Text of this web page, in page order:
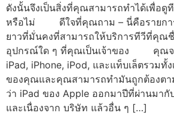
ดังนั้นจึงเป็นสิ่งที่คุณสามารถทำได้เพื่อ
หรือไม่ ดีใจที่คุณถาม – นี่คือรายการ
ยาวที่มั่นคงที่สามารถให้บริการทีวีที่คุณ
อุปกรณ์ใด ๆ ที่คุณเป็นเจ้าของ คุณจ
iPad, iPhone, iPod, และแท็บเล็ตรวมทั้
ของคุณและคุณสามารถทำมันถูกต้องต
ว่า iPad ของ Apple ออกมาปีที่ผ่านมากั
และเนื่องจาก บริษัท แล้วอื่น ๆ […]